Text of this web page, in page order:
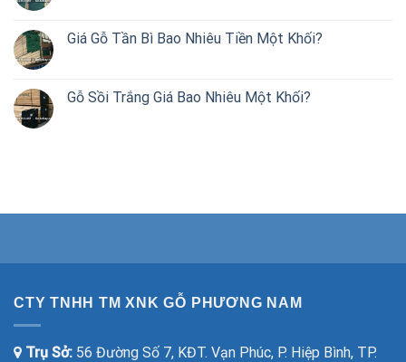
Giá Gỗ Tần Bì Bao Nhiêu Tiền Một Khối?
Gỗ Sồi Trắng Giá Bao Nhiêu Một Khối?
CTY TNHH TM XNK GỖ PHƯƠNG NAM
Trụ Sở: 56 Đường Số 7, KĐT. Vạn Phúc, P. Hiệp Bình, TP.